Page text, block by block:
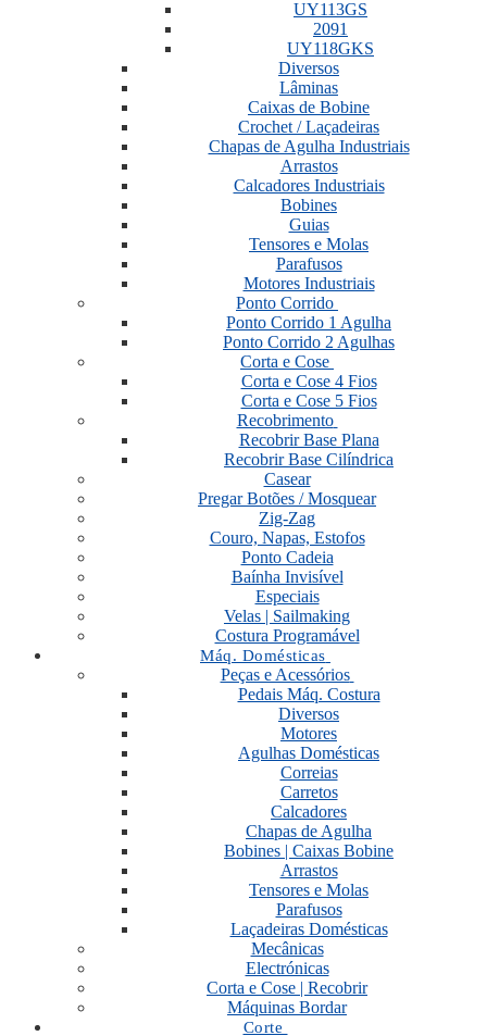
UY113GS
2091
UY118GKS
Diversos
Lâminas
Caixas de Bobine
Crochet / Laçadeiras
Chapas de Agulha Industriais
Arrastos
Calcadores Industriais
Bobines
Guias
Tensores e Molas
Parafusos
Motores Industriais
Ponto Corrido
Ponto Corrido 1 Agulha
Ponto Corrido 2 Agulhas
Corta e Cose
Corta e Cose 4 Fios
Corta e Cose 5 Fios
Recobrimento
Recobrir Base Plana
Recobrir Base Cilíndrica
Casear
Pregar Botões / Mosquear
Zig-Zag
Couro, Napas, Estofos
Ponto Cadeia
Baínha Invisível
Especiais
Velas | Sailmaking
Costura Programável
Máq. Domésticas
Peças e Acessórios
Pedais Máq. Costura
Diversos
Motores
Agulhas Domésticas
Correias
Carretos
Calcadores
Chapas de Agulha
Bobines | Caixas Bobine
Arrastos
Tensores e Molas
Parafusos
Laçadeiras Domésticas
Mecânicas
Electrónicas
Corta e Cose | Recobrir
Máquinas Bordar
Corte